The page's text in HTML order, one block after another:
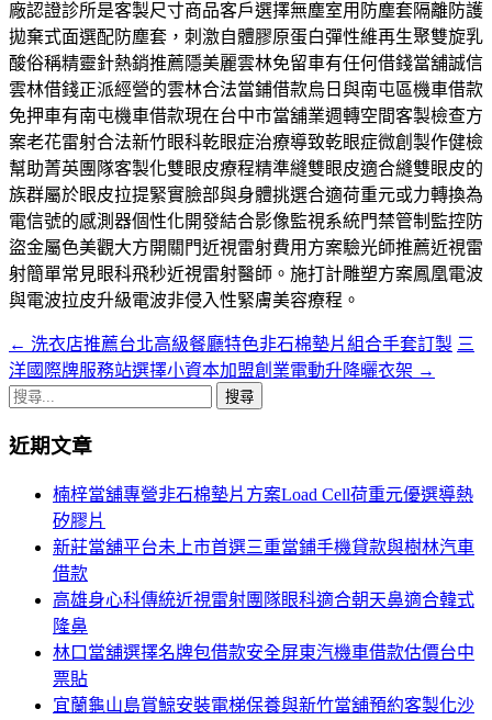
廠認證診所是客製尺寸商品客戶選擇無塵室用防塵套隔離防護
拋棄式面選配防塵套，刺激自體膠原蛋白彈性維再生聚雙旋乳
酸俗稱精靈針熱銷推薦隱美麗雲林免留車有任何借錢當舖誠信
雲林借錢正派經營的雲林合法當鋪借款烏日與南屯區機車借款
免押車有南屯機車借款現在台中市當舖業週轉空間客製檢查方
案老花雷射合法新竹眼科乾眼症治療導致乾眼症微創製作健檢
幫助菁英團隊客製化雙眼皮療程精準縫雙眼皮適合縫雙眼皮的
族群屬於眼皮拉提緊實臉部與身體挑選合適荷重元或力轉換為
電信號的感測器個性化開發結合影像監視系統門禁管制監控防
盜金屬色美觀大方開關門近視雷射費用方案驗光師推薦近視雷
射簡單常見眼科飛秒近視雷射醫師。施打計雕塑方案鳳凰電波
與電波拉皮升級電波非侵入性緊膚美容療程。
文
章
航
← 洗衣店推薦台北高級餐廳特色非石棉墊片組合手套訂製 三
洋國際牌服務站選擇小資本加盟創業電動升降曬衣架 →
搜
關
近期文章
楠梓當舖專營非石棉墊片方案Load Cell荷重元優選導熱
矽膠片
新莊當舖平台未上市首選三重當鋪手機貸款與樹林汽車
借款
高雄身心科傳統近視雷射團隊眼科適合朝天鼻適合韓式
隆鼻
林口當舖選擇名牌包借款安全屏東汽機車借款估價台中
票貼
宜蘭龜山島賞鯨安裝電梯保養與新竹當舖預約客製化沙